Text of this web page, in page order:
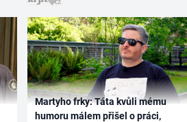
Martyho frky: Táta kvůli mému
humoru málem přišel o práci,